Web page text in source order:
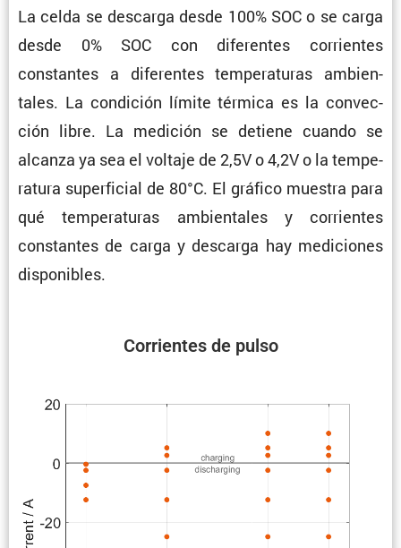
La celda se descarga desde 100% SOC o se carga
desde 0% SOC con diferentes corrientes
constantes a diferentes tempe­ra­turas ambien­
tales. La condi­ción límite térmica es la convec­
ción libre. La medición se detiene cuando se
alcanza ya sea el voltaje de 2,5V o 4,2V o la tempe­
ra­tura super­fi­cial de 80°C. El gráfico muestra para
qué tempe­ra­turas ambien­tales y corrientes
constantes de carga y descarga hay mediciones
disponibles.
Corrientes de pulso